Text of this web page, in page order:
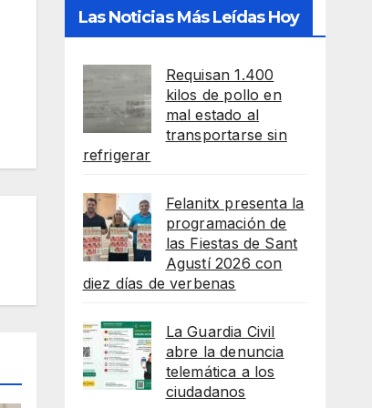
Las Noticias Más Leídas Hoy
Requisan 1.400
kilos de pollo en
mal estado al
transportarse sin
refrigerar
Felanitx presenta la
programación de
las Fiestas de Sant
Agustí 2026 con
diez días de verbenas
La Guardia Civil
abre la denuncia
telemática a los
ciudadanos